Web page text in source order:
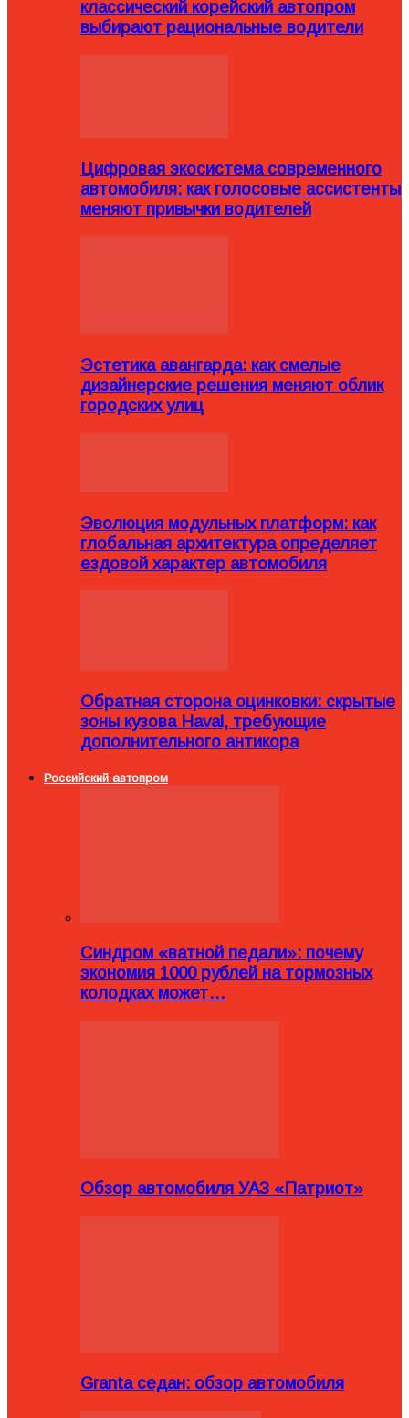
классический корейский автопром
выбирают рациональные водители
Цифровая экосистема современного
автомобиля: как голосовые ассистенты
меняют привычки водителей
Эстетика авангарда: как смелые
дизайнерские решения меняют облик
городских улиц
Эволюция модульных платформ: как
глобальная архитектура определяет
ездовой характер автомобиля
Обратная сторона оцинковки: скрытые
зоны кузова Haval, требующие
дополнительного антикора
Российский автопром
Синдром «ватной педали»: почему
экономия 1000 рублей на тормозных
колодках может…
Обзор автомобиля УАЗ «Патриот»
Granta седан: обзор автомобиля